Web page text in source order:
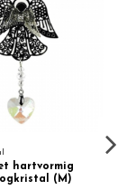
hartvormig
(M)